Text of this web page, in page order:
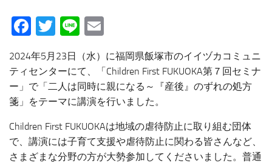
Facebook
Twitter
Line
2024年5月23日（水）に福岡県飯塚市のイイヅカコミュニ
ティセンターにて、「Children First FUKUOKA第７回セミナ
ー」で「二人は同時に親になる～『産後』のずれの処方
箋」をテーマに講演を行いました。
Children First FUKUOKAは地域の虐待防止に取り組む団体
で、講演には子育て支援や虐待防止に関わる皆さんなど、
さまざまな分野の方が大勢参加してくださいました。普通